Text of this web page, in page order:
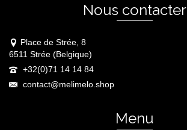
Nous contacter
Place de Strée, 8
6511 Strée (Belgique)
+32(0)71 14 14 84
contact@melimelo.shop
Menu